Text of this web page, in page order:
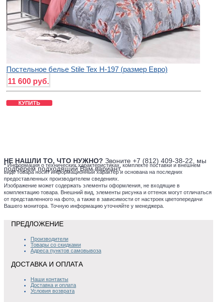
Постельное белье Stile Tex H-197 (размер Евро)
11 600 руб.
КУПИТЬ
НЕ НАШЛИ ТО, ЧТО НУЖНО? Звоните +7 (812) 409-38-22, мы
подберем подходящий Вам вариант.
* Информация о технических характеристиках, комплекте поставки и внешнем
виде товара носит информационный характер и основана на последних
предоставленных производителем сведениях.
Изображение может содержать элементы оформления, не входящие в
комплектацию товара. Внешний вид, элементы рисунка и оттенок могут отличаться
от представленного на фото, а также в зависимости от настроек цветопередачи
Вашего монитора. Точную информацию уточняйте у менеджера.
ПРЕДЛОЖЕНИЕ
Производители
Товары со скидками
Адреса пунктов самовывоза
ДОСТАВКА И ОПЛАТА
Наши контакты
Доставка и оплата
Условия возврата